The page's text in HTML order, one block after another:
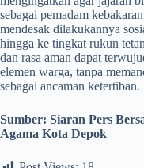
sebagai pemadam
mendesak dilakukannya
hingga ke tingkat rukun
dan rasa aman dapat
elemen warga, tanpa
sebagai ancaman ketertiban.
Sumber: Siaran Pers
Agama Kota Depok